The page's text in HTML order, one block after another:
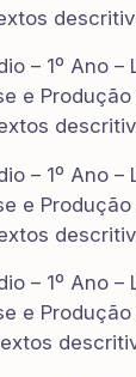
– 1º Ano –
e
– 1º Ano –
e
– 1º Ano –
e